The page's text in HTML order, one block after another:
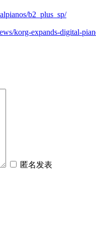
b2_plus_sp/
korg-expands-digital-
匿名发表